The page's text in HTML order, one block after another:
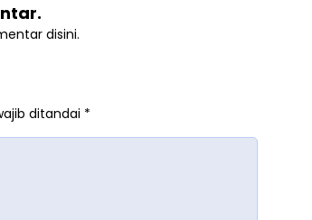
disini.
ditandai *